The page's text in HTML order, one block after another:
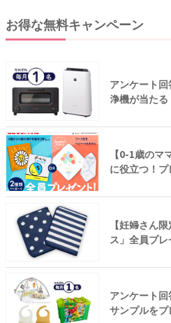
お得な無料キャンペーン
アンケート
浄機が当たる
【0-1歳のマ
に役立つ！プ
【妊婦さん
ス」全員プレ
アンケート
サンプルをプ